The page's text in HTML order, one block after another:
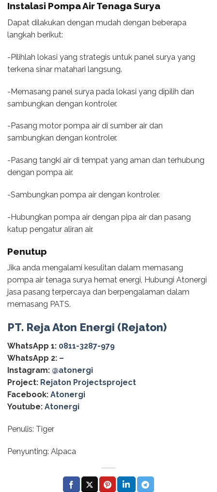
Instalasi Pompa Air Tenaga Surya
Dapat dilakukan dengan mudah dengan beberapa
langkah berikut:
-Pilihlah lokasi yang strategis untuk panel surya yang
terkena sinar matahari langsung.
-Memasang panel surya pada lokasi yang dipilih dan
sambungkan dengan kontroler.
-Pasang motor pompa air di sumber air dan
sambungkan dengan kontroler.
-Pasang tangki air di tempat yang aman dan terhubung
dengan pompa air.
-Sambungkan pompa air dengan kontroler.
-Hubungkan pompa air dengan pipa air dan pasang
katup pengatur aliran air.
Penutup
Jika anda mengalami kesulitan dalam memasang
pompa air tenaga surya hemat energi, Hubungi Atonergi
jasa pasang terpercaya dan berpengalaman dalam
memasang PATS.
PT. Reja Aton Energi (Rejaton)
WhatsApp 1: 0811-3287-979
WhatsApp 2: –
Instagram: @‌atonergi
Project: Rejaton Projectsproject
Facebook: Atonergi
Youtube: Atonergi
Penulis: Tiger
Penyunting: Alpaca